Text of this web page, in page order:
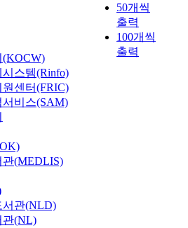
50개씩
출력
100개씩
출력
스템(Rinfo)
센터(FRIC)
비스(SAM)
(MEDLIS)
서관(NLD)
관(NL)